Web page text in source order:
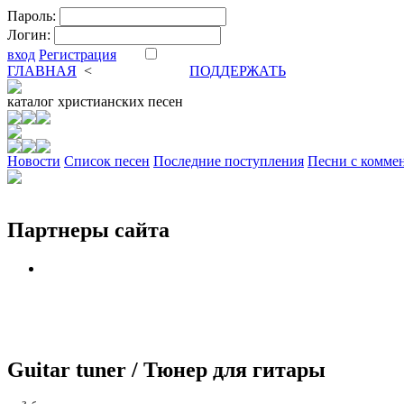
Пароль:
Логин:
вход Регистрация
ГЛАВНАЯ <
ПОДДЕРЖАТЬ
каталог христианских песен
Новости Cписок песен Последние поступления Песни с
Партнеры сайта
Guitar tuner / Тюнер для гитары